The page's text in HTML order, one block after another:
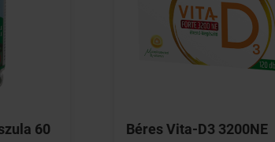
60
Béres Vita-D3 3200NE